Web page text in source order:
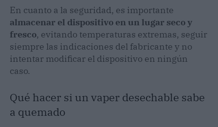
En cuanto a la seguridad, es importante
almacenar el dispositivo en un lugar seco y
fresco, evitando temperaturas extremas, seguir
siempre las indicaciones del fabricante y no
intentar modificar el dispositivo en ningún
caso.
Qué hacer si un vaper desechable sabe
a quemado